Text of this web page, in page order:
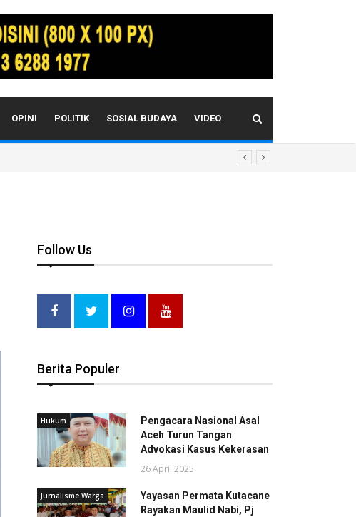
OPINI POLITIK SOSIAL BUDAYA VIDEO
Follow Us
Berita Populer
Hukum
Pengacara Nasional Asal
Aceh Turun Tangan
Advokasi Kasus Kekerasan
26 April 2025
Jurnalisme Warga
Yayasan Permata Kutacane
Rayakan Maulid Nabi, Pj